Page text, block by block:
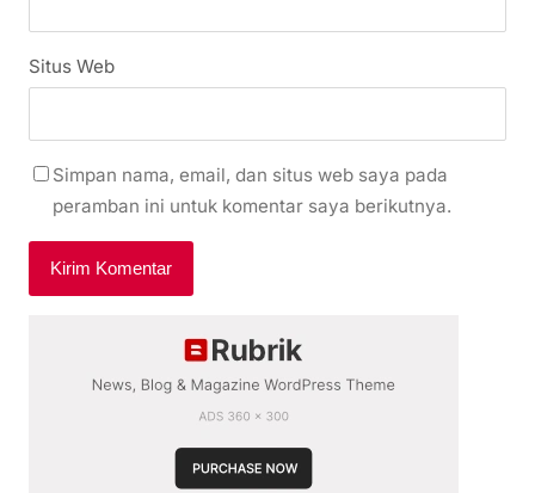
Situs Web
Simpan nama, email, dan situs web saya pada
peramban ini untuk komentar saya berikutnya.